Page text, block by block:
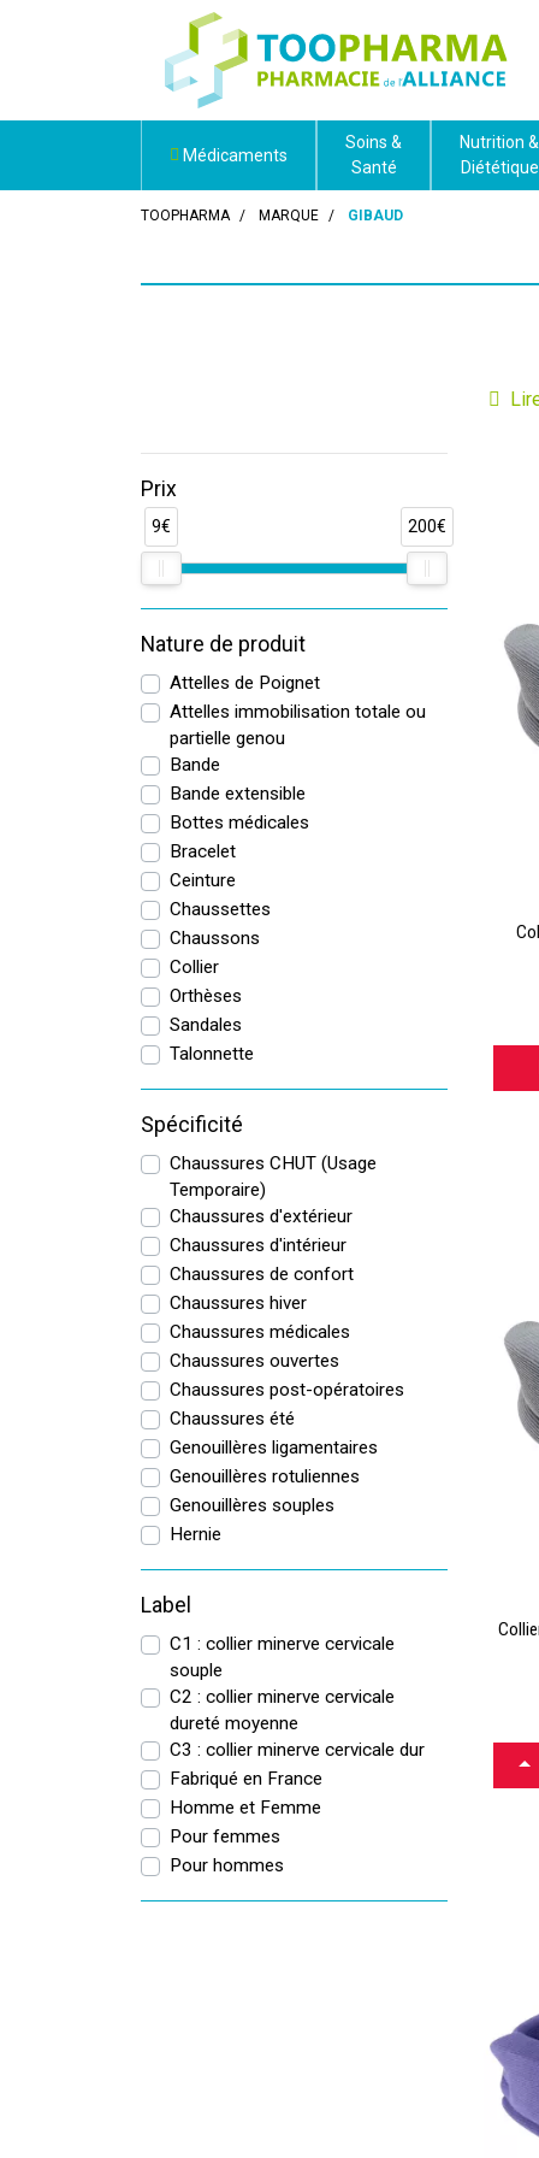
Médicaments
Soins &
Santé
Nutrition &
Diététique
TOOPHARMA MARQUE GIBAUD
Sur
pour
Notre
Prix
9€ 200€
Nature de produit
Attelles de Poignet
Attelles immobilisation totale ou
partielle genou
Bande
Bande extensible
Bottes médicales
Bracelet
Ceinture
Chaussettes
Chaussons
Collier
Orthèses
Sandales
Talonnette
Spécificité
Chaussures CHUT (Usage
Temporaire)
Chaussures d'extérieur
Chaussures d'intérieur
Chaussures de confort
Chaussures hiver
Chaussures médicales
Chaussures ouvertes
Chaussures post-opératoires
Chaussures été
Genouillères ligamentaires
Genouillères rotuliennes
Genouillères souples
Hernie
Label
C1 : collier minerve cervicale
souple
C2 : collier minerve cervicale
dureté moyenne
C3 : collier minerve cervicale dur
Fabriqué en France
Homme et Femme
Pour femmes
Pour hommes